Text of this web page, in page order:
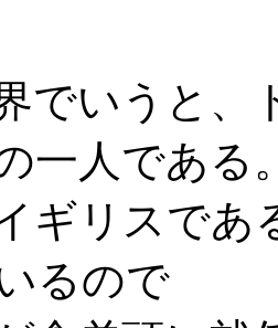
でいうと、
一人である
ギリスであ
るので